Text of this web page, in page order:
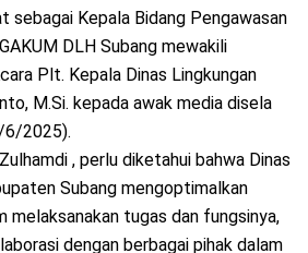
sebagai Kepala Bidang Pengawasan
DLH Subang mewakili
Plt. Kepala Dinas Lingkungan
M.Si. kepada awak media disela
6/2025).
, perlu diketahui bahwa Dinas
Subang mengoptimalkan
melaksanakan tugas dan fungsinya,
dengan berbagai pihak dalam